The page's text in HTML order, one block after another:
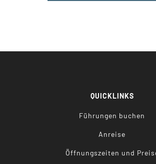
QUICKLINKS
Führungen buchen
Anreise
Öffnungszeiten und